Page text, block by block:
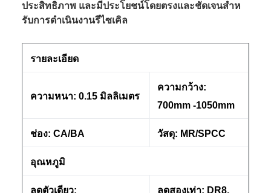
ประสิทธิภาพ และมีประโยชน์โดยตรงและชัดเจนสําห
รับการดําเนินงานรีไซเคิล
รายละเอียด
ความหนา: 0.15 มิลลิเมตร
ความกว้าง:
700mm -1050mm
ช่อง: CA/BA วัสดุ: MR/SPCC
อุณหภูมิ
ลดตัวเดียว: ลดสองเท่า: DR8,